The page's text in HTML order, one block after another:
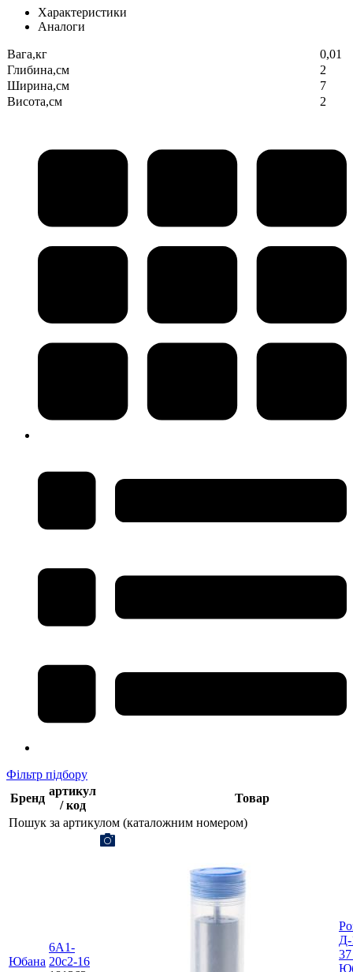
Характеристики
Аналоги
Вага,кг
0,01
Глибина,см
2
Ширина,см
7
Висота,см
2
Фільтр підбору
Бренд
артикул
/ код
Товар
Пошук за артикулом (каталожним номером)
Юбана
6А1-
20с2-16
Д-